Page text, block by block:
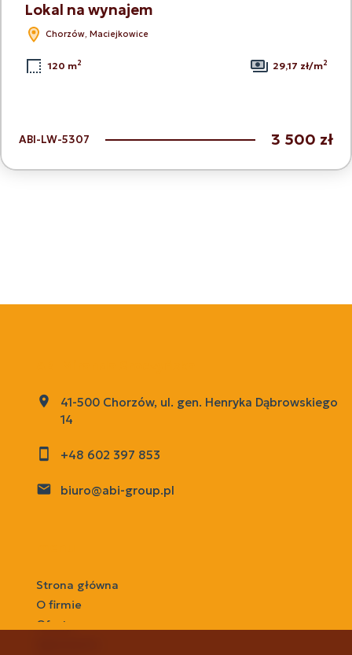
Lokal na wynajem
Chorzów, Maciejkowice
120 m2 29,17 zł/m2
ABI-LW-5307 3 500 zł
41-500 Chorzów, ul. gen. Henryka Dąbrowskiego
14
+48 602 397 853
biuro@abi-group.pl
Strona główna
O firmie
Oferty